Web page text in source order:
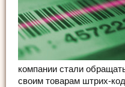
компании стали
своим товарам штрих-